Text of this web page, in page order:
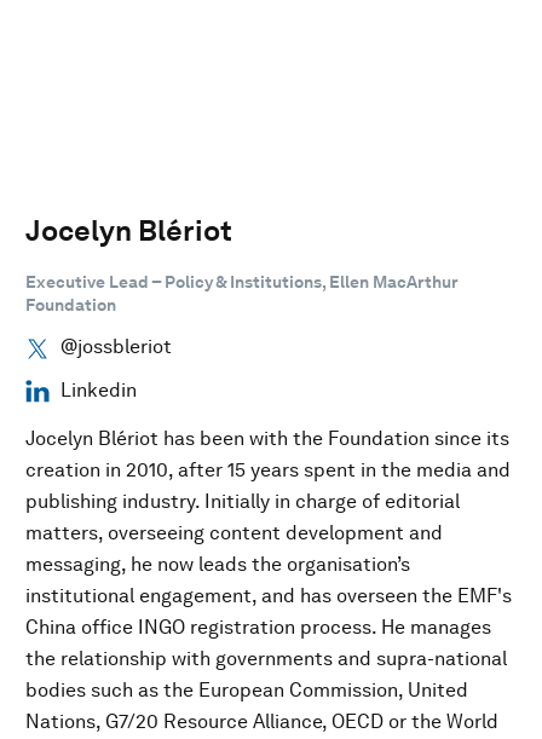
Jocelyn Blériot
Executive Lead – Policy & Institutions, Ellen MacArthur
Foundation
@jossbleriot
Linkedin
Jocelyn Blériot has been with the Foundation since its
creation in 2010, after 15 years spent in the media and
publishing industry. Initially in charge of editorial
matters, overseeing content development and
messaging, he now leads the organisation’s
institutional engagement, and has overseen the EMF's
China office INGO registration process. He manages
the relationship with governments and supra-national
bodies such as the European Commission, United
Nations, G7/20 Resource Alliance, OECD or the World